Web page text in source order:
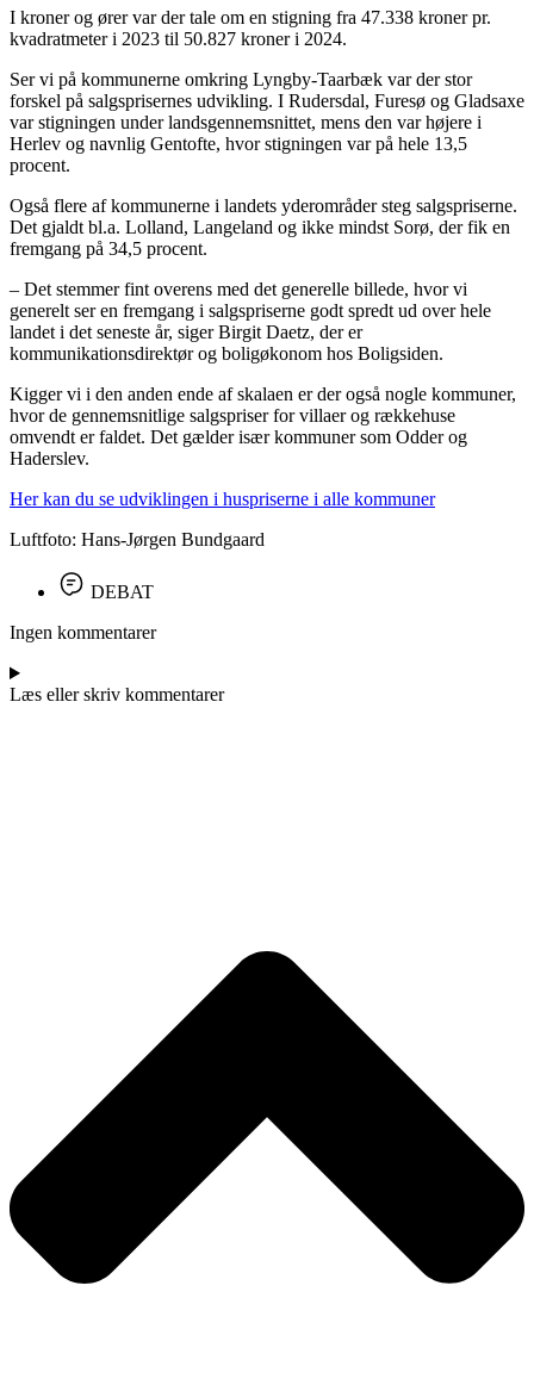
I kroner og ører var der tale om en stigning fra 47.338 kroner pr.
kvadratmeter i 2023 til 50.827 kroner i 2024.
Ser vi på kommunerne omkring Lyngby-Taarbæk var der stor
forskel på salgsprisernes udvikling. I Rudersdal, Furesø og Gladsaxe
var stigningen under landsgennemsnittet, mens den var højere i
Herlev og navnlig Gentofte, hvor stigningen var på hele 13,5
procent.
Også flere af kommunerne i landets yderområder steg salgspriserne.
Det gjaldt bl.a. Lolland, Langeland og ikke mindst Sorø, der fik en
fremgang på 34,5 procent.
– Det stemmer fint overens med det generelle billede, hvor vi
generelt ser en fremgang i salgspriserne godt spredt ud over hele
landet i det seneste år, siger Birgit Daetz, der er
kommunikationsdirektør og boligøkonom hos Boligsiden.
Kigger vi i den anden ende af skalaen er der også nogle kommuner,
hvor de gennemsnitlige salgspriser for villaer og rækkehuse
omvendt er faldet. Det gælder især kommuner som Odder og
Haderslev.
Her kan du se udviklingen i huspriserne i alle kommuner
Luftfoto: Hans-Jørgen Bundgaard
DEBAT
Ingen kommentarer
Læs eller skriv kommentarer